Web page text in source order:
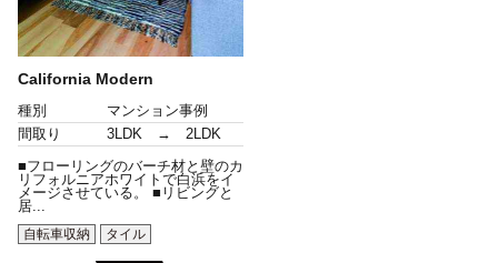
California Modern
種別
マンション事例
間取り
3LDK → 2LDK
■フローリングのバーチ材と壁のカ
リフォルニアホワイトで白浜をイ
メージさせている。 ■リビングと
居...
自転車収納
タイル